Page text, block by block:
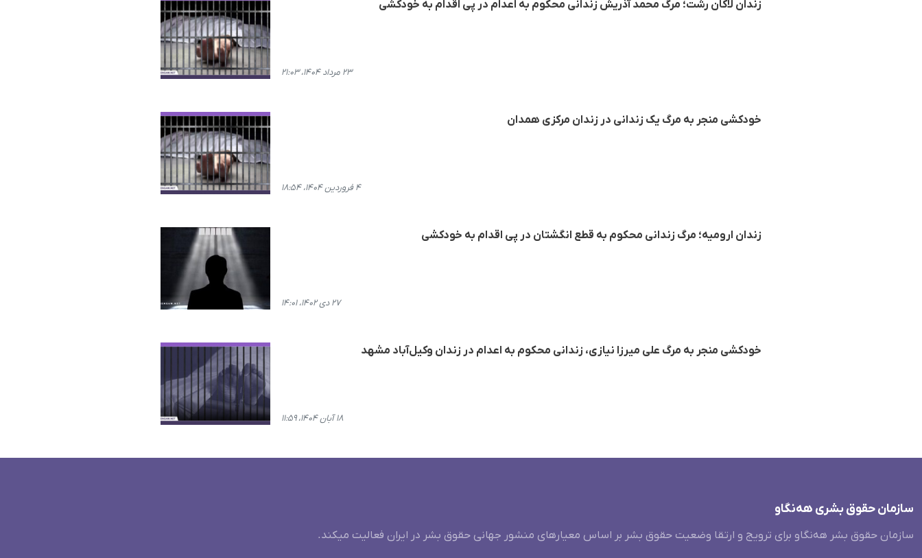
زندان لاکان رشت؛ مرگ م‍حمد آذریش زندانی م‍حکوم به اعدام در پی اقدام به خودکشی
۲۳ مرداد ۱۴۰۴، ۲۱:۰۳
خودکشی منجر به مرگ یک زندانی در زندان مرکزی همدان
۴ فروردین ۱۴۰۴، ۱۸:۵۴
زندان ارومیه؛ مرگ زندانی محکوم به قطع انگشتان در پی اقدام به خودکشی
۲۷ دی ۱۴۰۲، ۱۴:۰۱
خودکشی منجر به مرگ علی میرزا نیازی، زندانی محکوم به اعدام در زندان وکیل‌آباد مشهد
۱۸ آبان ۱۴۰۴، ۱۱:۵۹
سازمان حقوق بشری هەنگاو
سازمان حقوق بشر هه‌نگاو برای ترویج و ارتقا وضعیت حقوق بشر بر اساس معیارهای منشور جهانی حقوق بشر در ایران فعالیت میکند.